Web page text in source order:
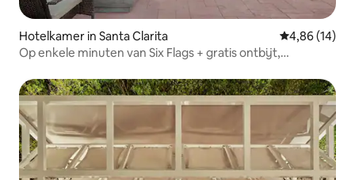
Hotelkamer in Santa Clarita Gemiddelde
4,86 (14)
Op enkele minuten van Six Flags + gratis ontbijt,